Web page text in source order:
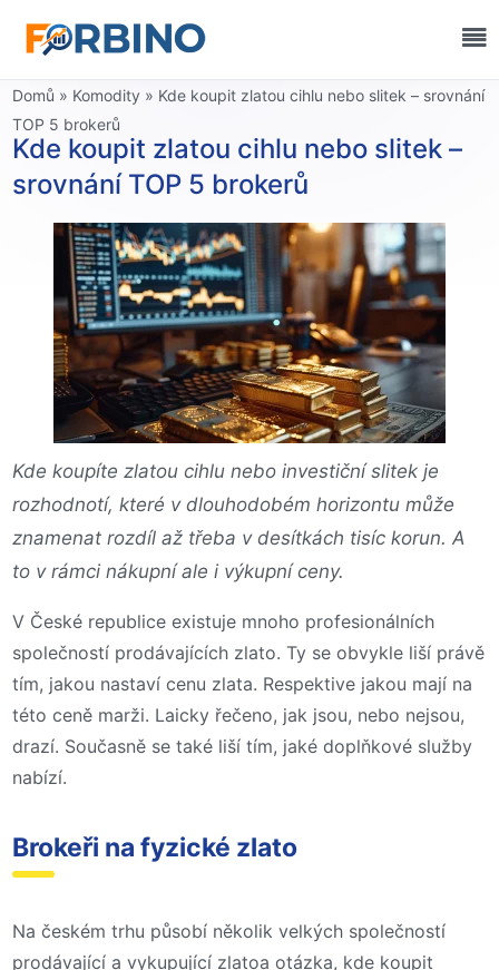
Domů » Komodity » Kde koupit zlatou cihlu nebo slitek – srovnání
TOP 5 brokerů
Kde koupit zlatou cihlu nebo slitek –
srovnání TOP 5 brokerů
Kde koupíte zlatou cihlu nebo investiční slitek je
rozhodnotí, které v dlouhodobém horizontu může
znamenat rozdíl až třeba v desítkách tisíc korun. A
to v rámci nákupní ale i výkupní ceny.
V České republice existuje mnoho profesionálních
společností prodávajících zlato. Ty se obvykle liší právě
tím, jakou nastaví cenu zlata. Respektive jakou mají na
této ceně marži. Laicky řečeno, jak jsou, nebo nejsou,
drazí. Současně se také liší tím, jaké doplňkové služby
nabízí.
Brokeři na fyzické zlato
Na českém trhu působí několik velkých společností
prodávající a vykupující zlatoa otázka, kde koupit